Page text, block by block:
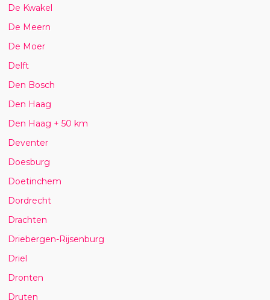
De Kwakel
De Meern
De Moer
Delft
Den Bosch
Den Haag
Den Haag + 50 km
Deventer
Doesburg
Doetinchem
Dordrecht
Drachten
Driebergen-Rijsenburg
Driel
Dronten
Druten